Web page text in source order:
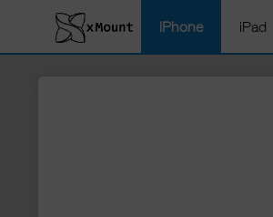
iPhone iPad